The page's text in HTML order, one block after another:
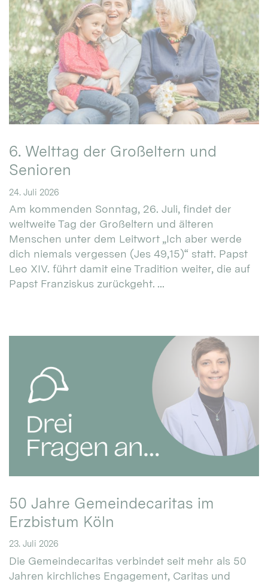
6. Welttag der Großeltern und
Senioren
24. Juli 2026
Am kommenden Sonntag, 26. Juli, findet der
weltweite Tag der Großeltern und älteren
Menschen unter dem Leitwort „Ich aber werde
dich niemals vergessen (Jes 49,15)“ statt. Papst
Leo XIV. führt damit eine Tradition weiter, die auf
Papst Franziskus zurückgeht. ...
50 Jahre Gemeindecaritas im
Erzbistum Köln
23. Juli 2026
Die Gemeindecaritas verbindet seit mehr als 50
Jahren kirchliches Engagement, Caritas und